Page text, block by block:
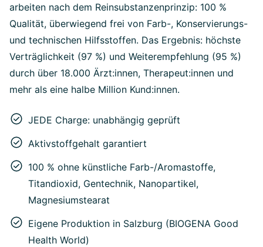
arbeiten nach dem Reinsubstanzenprinzip: 100 %
Qualität, überwiegend frei von Farb-, Konservierungs-
und technischen Hilfsstoffen. Das Ergebnis: höchste
Verträglichkeit (97 %) und Weiterempfehlung (95 %)
durch über 18.000 Ärzt:innen, Therapeut:innen und
mehr als eine halbe Million Kund:innen.
JEDE Charge: unabhängig geprüft
Aktivstoffgehalt garantiert
100 % ohne künstliche Farb-/Aromastoffe,
Titandioxid, Gentechnik, Nanopartikel,
Magnesiumstearat
Eigene Produktion in Salzburg (BIOGENA Good
Health World)